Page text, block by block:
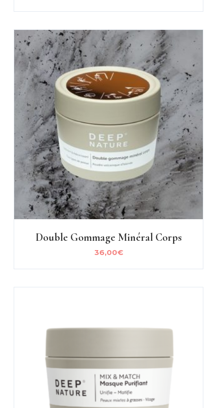
Double Gommage Minéral Corps
36,00€